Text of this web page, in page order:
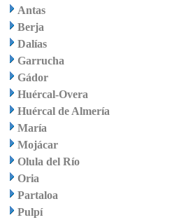
Antas
Berja
Dalías
Garrucha
Gádor
Huércal-Overa
Huércal de Almería
María
Mojácar
Olula del Río
Oria
Partaloa
Pulpí